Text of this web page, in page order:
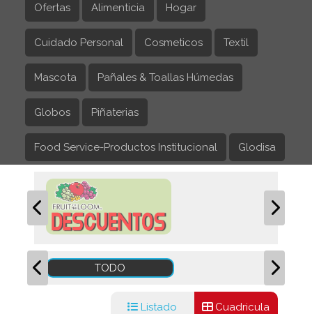
Ofertas Alimenticia Hogar
Cuidado Personal Cosmeticos Textil
Mascota Pañales & Toallas Húmedas
Globos Piñaterias
Food Service-Productos Institucional Glodisa
TODO
Listado Cuadricula